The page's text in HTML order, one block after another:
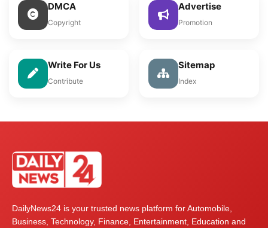
DMCA
Copyright
Advertise
Promotion
Write For Us
Contribute
Sitemap
Index
DailyNews24 is your trusted news platform for Automobile,
Business, Technology, Finance, Entertainment, Education and